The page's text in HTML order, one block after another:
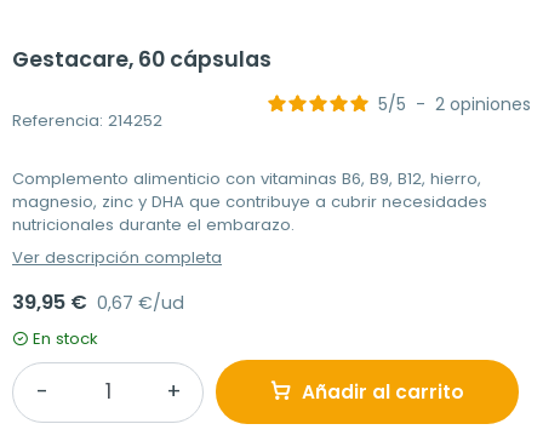
Gestacare, 60 cápsulas
Referencia: 214252
5/5 - 2 opiniones
Complemento alimenticio con vitaminas B6, B9, B12, hierro,
magnesio, zinc y DHA que contribuye a cubrir necesidades
nutricionales durante el embarazo.
Ver descripción completa
39,95 € 0,67 €/ud
En stock
Añadir al carrito